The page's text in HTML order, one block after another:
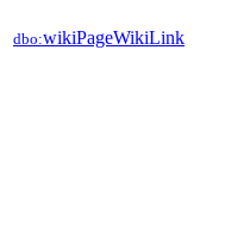
dbo:wikiPageWikiLink